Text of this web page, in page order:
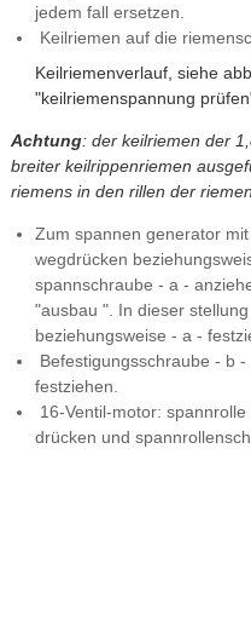
jedem fall ersetzen.
Keilriemen auf die
Keilriemenverlauf, siehe
"keilriemenspannung
Achtung: der keilriemen der
breiter keilrippenriemen
riemens in den rillen der
Zum spannen generator
wegdrücken
spannschraube - a -
"ausbau ". In dieser
beziehungsweise - a -
Befestigungsschraube - b
festziehen.
16-Ventil-motor:
drücken und